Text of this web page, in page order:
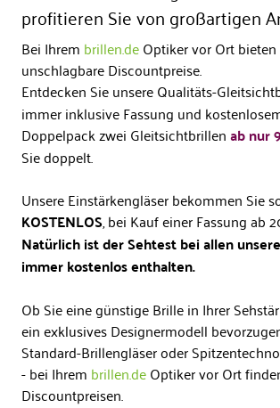
profitieren Sie von großartigen
Bei Ihrem brillen.deOptiker vor Ort
unschlagbare Discountpreise.
Entdecken Sie unsere Qualitäts-
immer inklusive Fassung und
Doppelpack zwei Gleitsichtbrillenab nur
Sie doppelt.
Unsere Einstärkengläser bekommen Sie
KOSTENLOS, bei Kauf einer Fassung ab
Natürlich ist der Sehtest bei allen
immer kostenlos enthalten.
Ob Sie eine günstige Brille in Ihrer
ein exklusives Designermodell
Standard-Brillengläser oder
- bei Ihrem brillen.deOptiker vor Ort
Discountpreisen.